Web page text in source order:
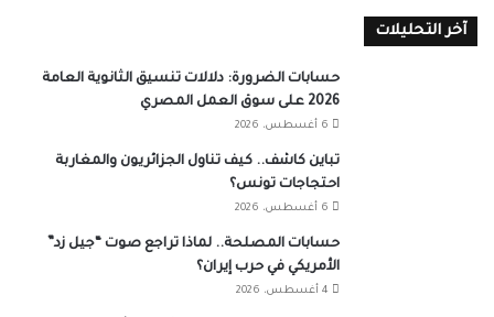
آخر التحليلات
حسابات الضرورة: دلالات تنسيق الثانوية العامة
2026 على سوق العمل المصري
6 أغسطس، 2026
تباين كاشف.. كيف تناول الجزائريون والمغاربة
احتجاجات تونس؟
6 أغسطس، 2026
حسابات المصلحة.. لماذا تراجع صوت “جيل زد”
الأمريكي في حرب إيران؟
4 أغسطس، 2026